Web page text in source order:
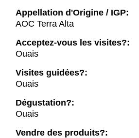
Appellation d'Origine / IGP:
AOC Terra Alta
Acceptez-vous les visites?:
Ouais
Visites guidées?:
Ouais
Dégustation?:
Ouais
Vendre des produits?: